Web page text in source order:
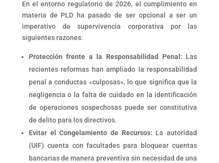
En el entorno regulatorio de 2026, el cumplimiento en
materia de PLD ha pasado de ser opcional a ser un
imperativo de supervivencia corporativa por las
siguientes razones:
Protección frente a la Responsabilidad Penal: Las
recientes reformas han ampliado la responsabilidad
penal a conductas «culposas», lo que significa que la
negligencia o la falta de cuidado en la identificación
de operaciones sospechosas puede ser constitutiva
de delito para los directivos.
Evitar el Congelamiento de Recursos: La autoridad
(UIF) cuenta con facultades para bloquear cuentas
bancarias de manera preventiva sin necesidad de una